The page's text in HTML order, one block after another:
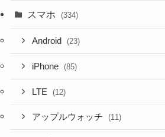
スマホ (334)
Android (23)
iPhone (85)
LTE (12)
アップルウォッチ (11)